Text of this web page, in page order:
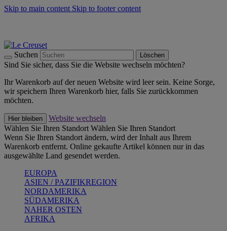
Skip to main content Skip to footer content
Suchen Löschen
Sind Sie sicher, dass Sie die Website wechseln möchten?
Ihr Warenkorb auf der neuen Website wird leer sein. Keine Sorge,
wir speichern Ihren Warenkorb hier, falls Sie zurückkommen
möchten.
Hier bleiben
Website wechseln
Wählen Sie Ihren Standort Wählen Sie Ihren Standort
Wenn Sie Ihren Standort ändern, wird der Inhalt aus Ihrem
Warenkorb entfernt. Online gekaufte Artikel können nur in das
ausgewählte Land gesendet werden.
EUROPA
ASIEN / PAZIFIKREGION
NORDAMERIKA
SÜDAMERIKA
NAHER OSTEN
AFRIKA